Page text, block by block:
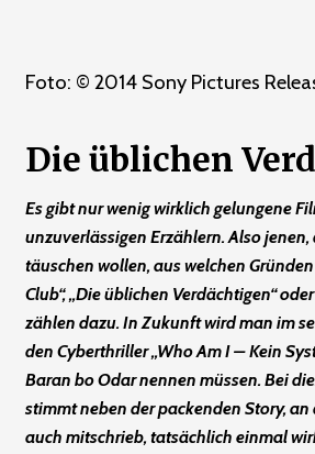
Foto: © 2014 Sony Pictures
Die üblichen
Es gibt nur wenig wirklich gelungene
unzuverlässigen Erzählern. Also
täuschen wollen, aus welchen
Club“, „Die üblichen Verdächtigen“
zählen dazu. In Zukunft wird man im
den Cyberthriller „Who Am I – Kein
Baran bo Odar nennen müssen. Bei
stimmt neben der packenden Story, an
auch mitschrieb, tatsächlich einmal